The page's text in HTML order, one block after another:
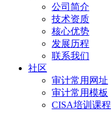
公司简介
技术资质
核心优势
发展历程
联系我们
社区
审计常用网址
审计常用模板
CISA培训课程